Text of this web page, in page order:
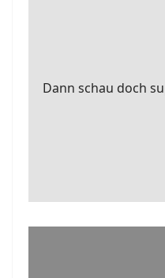
Dann schau doch